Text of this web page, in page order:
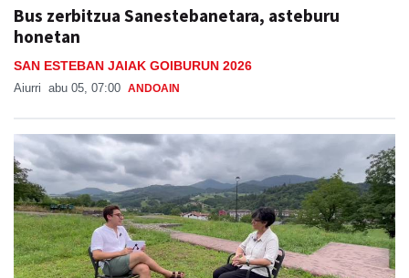
Bus zerbitzua Sanestebanetara, asteburu
honetan
SAN ESTEBAN JAIAK GOIBURUN 2026
Aiurri abu 05, 07:00 ANDOAIN